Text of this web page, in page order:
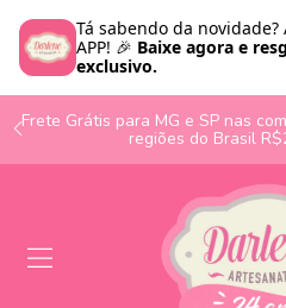
Frete Grátis para MG e SP nas
regiões do Brasil